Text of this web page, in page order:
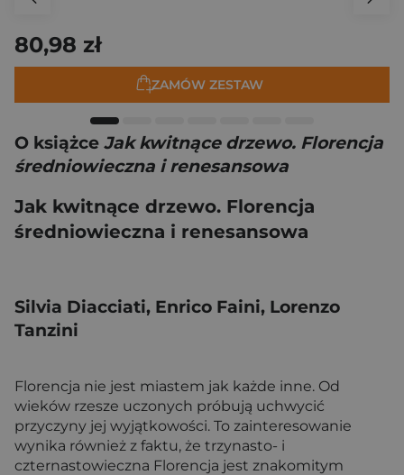
80,98 zł
ZAMÓW ZESTAW
O książce Jak kwitnące drzewo. Florencja
średniowieczna i renesansowa
Jak kwitnące drzewo. Florencja
średniowieczna i renesansowa
Silvia Diacciati, Enrico Faini, Lorenzo
Tanzini
Florencja nie jest miastem jak każde inne. Od
wieków rzesze uczonych próbują uchwycić
przyczyny jej wyjątkowości. To zainteresowanie
wynika również z faktu, że trzynasto- i
czternastowieczna Florencja jest znakomitym